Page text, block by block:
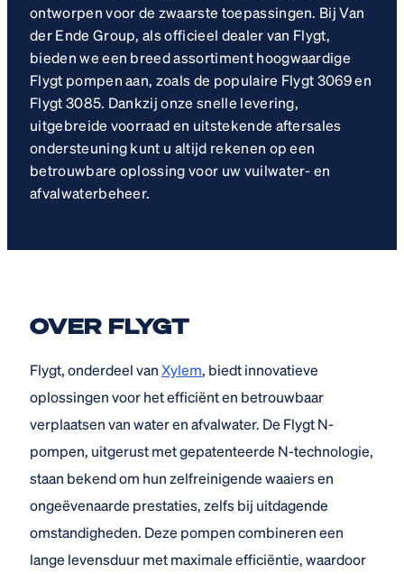
ontworpen voor de zwaarste toepassingen. Bij Van
der Ende Group, als officieel dealer van Flygt,
bieden we een breed assortiment hoogwaardige
Flygt pompen aan, zoals de populaire Flygt 3069 en
Flygt 3085. Dankzij onze snelle levering,
uitgebreide voorraad en uitstekende aftersales
ondersteuning kunt u altijd rekenen op een
betrouwbare oplossing voor uw vuilwater- en
afvalwaterbeheer.
OVER FLYGT
Flygt, onderdeel vanXylem, biedt innovatieve
oplossingen voor het efficiënt en betrouwbaar
verplaatsen van water en afvalwater. De Flygt N-
pompen, uitgerust met gepatenteerde N-technologie,
staan bekend om hun zelfreinigende waaiers en
ongeëvenaarde prestaties, zelfs bij uitdagende
omstandigheden. Deze pompen combineren een
lange levensduur met maximale efficiëntie, waardoor